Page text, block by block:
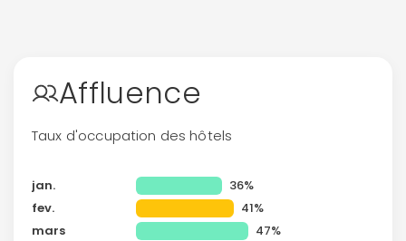
Affluence
Taux d'occupation des hôtels
jan.
36%
fev.
41%
mars
47%